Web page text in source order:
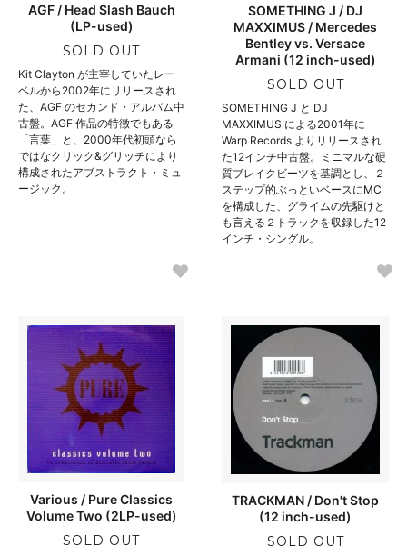
AGF / Head Slash Bauch
(LP-used)
SOLD OUT
Kit Clayton が主宰していたレー
ベルから2002年にリリースされ
た、AGF のセカンド・アルバム中
古盤。AGF 作品の特徴でもある
「言葉」と、2000年代初頭なら
ではなクリック&グリッチにより
構成されたアブストラクト・ミュ
ージック。
SOMETHING J / DJ
MAXXIMUS / Mercedes
Bentley vs. Versace
Armani (12 inch-used)
SOLD OUT
SOMETHING J と DJ
MAXXIMUS による2001年に
Warp Records よりリリースされ
た12インチ中古盤。ミニマルな硬
質ブレイクビーツを基調とし、２
ステップ的ぶっといベースにMC
を構成した、グライムの先駆けと
も言える２トラックを収録した12
インチ・シングル。
Various / Pure Classics
Volume Two (2LP-used)
SOLD OUT
TRACKMAN / Don't Stop
(12 inch-used)
SOLD OUT